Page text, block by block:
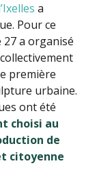
a
Pour ce
27 a organisé
première
urbaine.
ont été
choisi au
de
citoyenne